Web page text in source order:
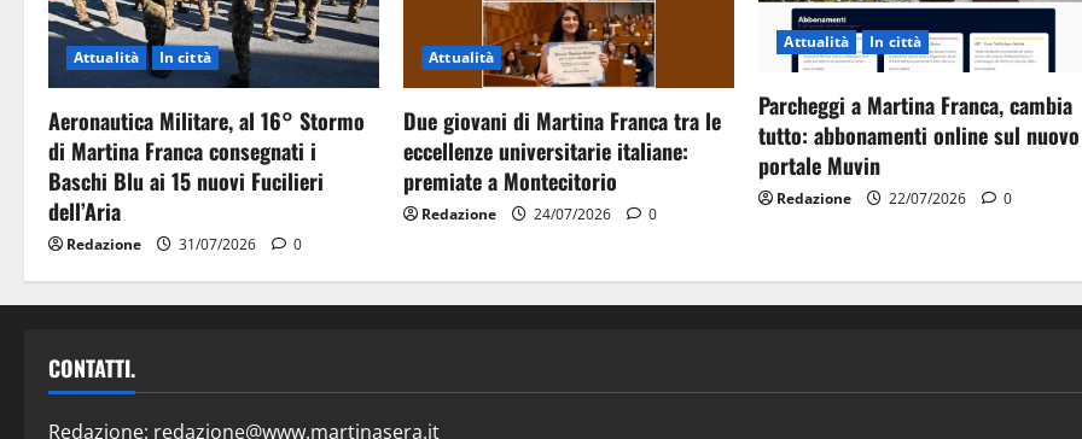
Attualità In città
Aeronautica Militare, al 16° Stormo
di Martina Franca consegnati i
Baschi Blu ai 15 nuovi Fucilieri
dell’Aria
Redazione 31/07/2026 0
Attualità
Due giovani di Martina Franca tra le
eccellenze universitarie italiane:
premiate a Montecitorio
Redazione 24/07/2026 0
Attualità In città
Parcheggi a Martina Franca, cambia
tutto: abbonamenti online sul nuovo
portale Muvin
Redazione 22/07/2026 0
CONTATTI.
Redazione: redazione@www.martinasera.it